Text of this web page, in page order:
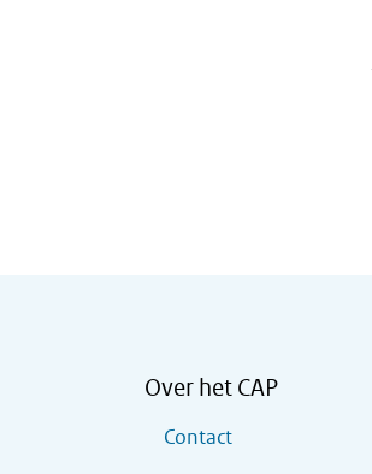
Over het CAP
Contact